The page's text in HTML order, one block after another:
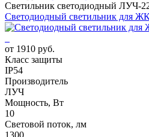
Светильник светодиодный ЛУЧ-
Светодиодный светильник для
от 1910 руб.
Класс защиты
IP54
Производитель
ЛУЧ
Мощность, Вт
10
Световой поток, лм
1300